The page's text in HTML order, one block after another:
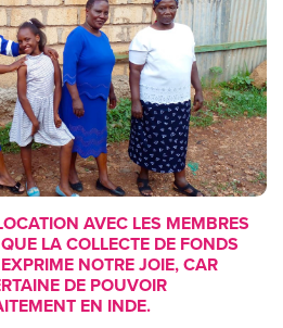
AVEC LES MEMBRES
LA COLLECTE DE FONDS
NOTRE JOIE, CAR
DE POUVOIR
EN INDE.